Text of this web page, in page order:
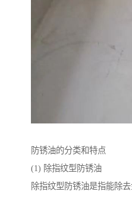
防锈油的分类和特点
(1) 除指纹型防锈油
除指纹型防锈油是指能除